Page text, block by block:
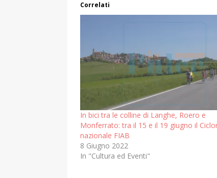
Correlati
In bici tra le colline di Langhe, Roero e
Monferrato: tra il 15 e il 19 giugno il
nazionale FIAB
8 Giugno 2022
In "Cultura ed Eventi"